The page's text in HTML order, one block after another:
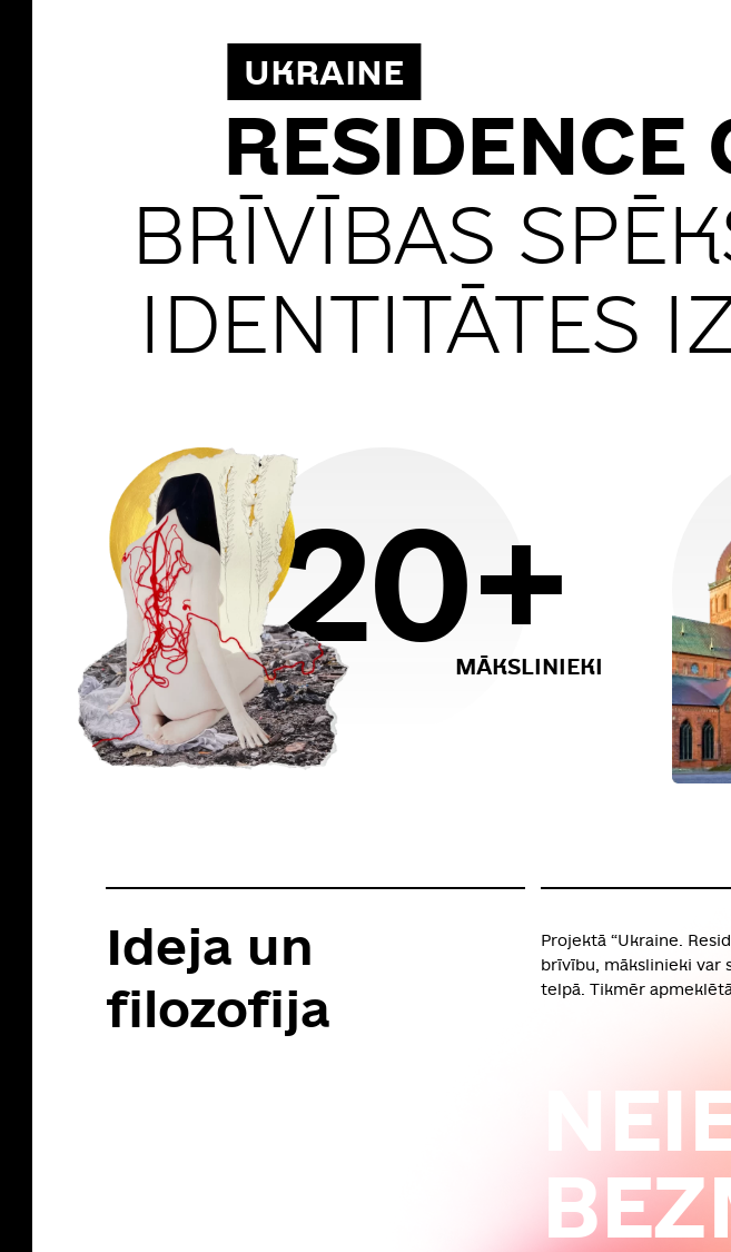
UKRAINE
RESIDENCE
BRĪVĪBAS
IDENTITĀTES
20+
MĀKSLINIEKI
Ideja un
filozofija
Projektā “Ukraine.
brīvību, mākslinieki var
telpā. Tikmēr